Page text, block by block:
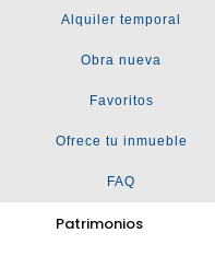
Alquiler temporal
Obra nueva
Favoritos
Ofrece tu inmueble
FAQ
Patrimonios